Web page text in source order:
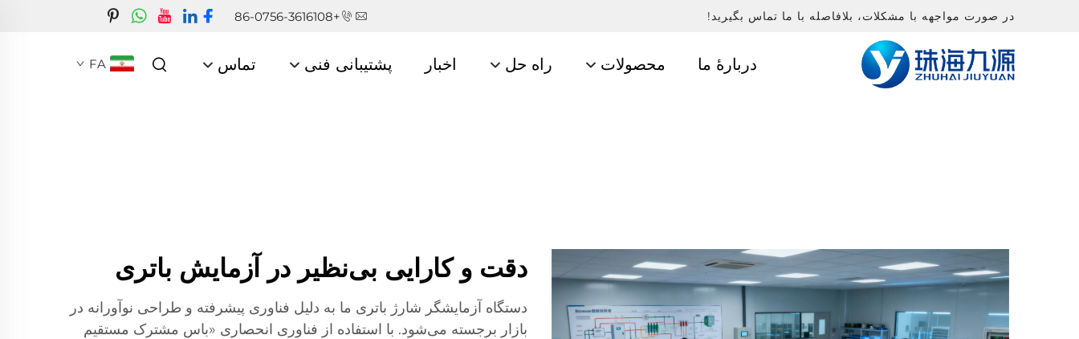
در صورت مواجهه با مشکلات، بلافاصله با ما تماس بگیرید! +86-0756-3616108
دربارهٔ ما محصولات راه حل اخبار پشتیبانی فنی تماس FA
دقت و کارایی بی‌نظیر در آزمایش باتری
دستگاه آزمایشگر شارژ باتری ما به دلیل فناوری پیشرفته و طراحی نوآورانه در
بازار برجسته می‌شود. با استفاده از فناوری انحصاری «باس مشترک مستقیم